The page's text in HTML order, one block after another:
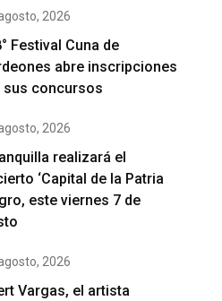
2026
Festival Cuna de
abre inscripciones
sus concursos
2026
realizará el
‘Capital de la Patria
este viernes 7 de
2026
Vargas, el artista